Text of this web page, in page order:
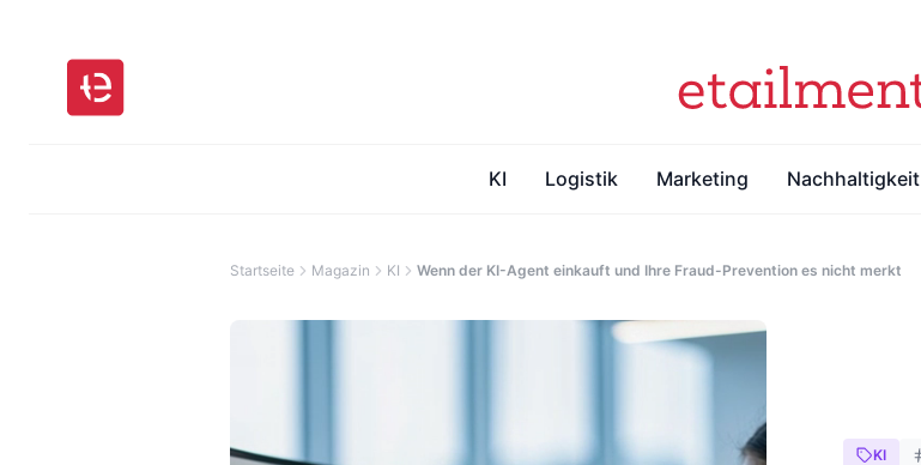
KI Logistik Marketing Nachhaltigkeit
Startseite Magazin KI Wenn der KI-Agent einkauft und Ihre Fraud-Prevention es nicht merkt
KI